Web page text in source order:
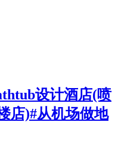
设计酒店(喷
店)#从机场做地